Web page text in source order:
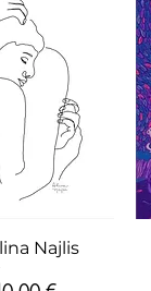
Najlis